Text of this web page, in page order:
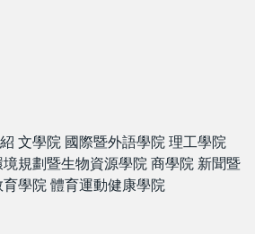
文學院 國際暨外語學院 理工學院
境規劃暨生物資源學院 商學院 新聞暨
育學院 體育運動健康學院